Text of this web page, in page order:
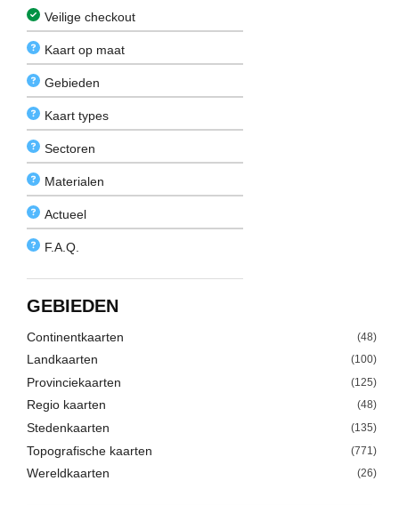
Veilige checkout
Kaart op maat
Gebieden
Kaart types
Sectoren
Materialen
Actueel
F.A.Q.
GEBIEDEN
Continentkaarten (48)
Landkaarten (100)
Provinciekaarten (125)
Regio kaarten (48)
Stedenkaarten (135)
Topografische kaarten (771)
Wereldkaarten (26)